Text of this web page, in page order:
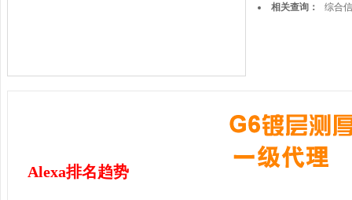
相关查询： 综合
Alexa排名趋势